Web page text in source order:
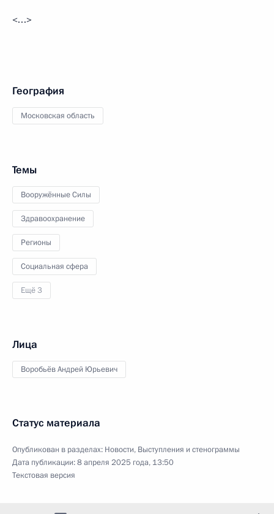
<…>
География
Московская область
Темы
Вооружённые Силы
Здравоохранение
Регионы
Социальная сфера
Ещё 3
Лица
Воробьёв Андрей Юрьевич
Статус материала
Опубликован в разделах: Новости, Выступления и стенограммы
Дата публикации:8 апреля 2025 года, 13:50
Текстовая версия